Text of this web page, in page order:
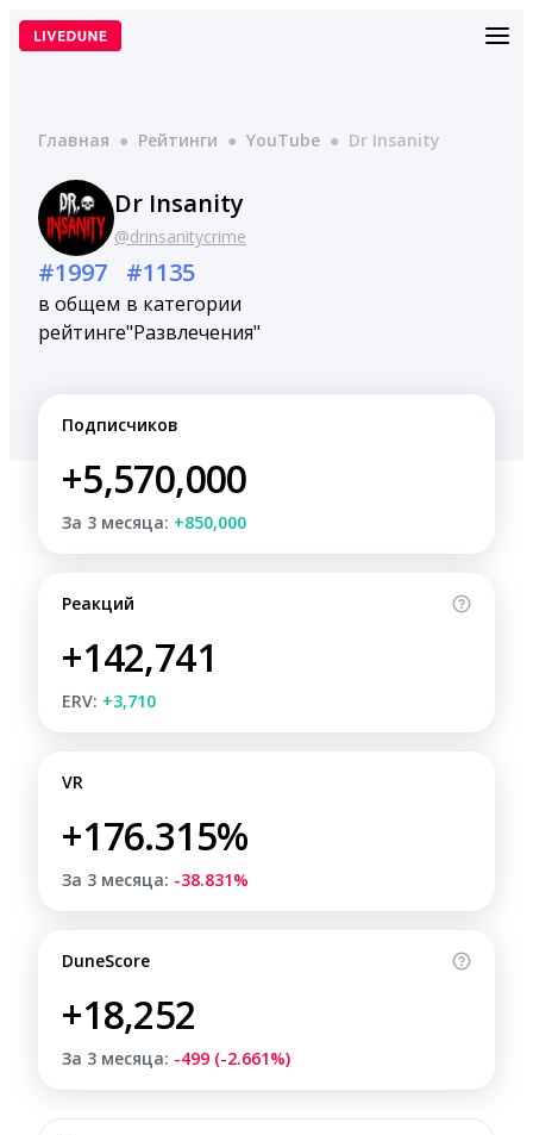
Перейти
Главная ● Рейтинги ● YouTube ● Dr Insanity
Dr Insanity
@drinsanitycrime
#1997
в общем
рейтинге
#1135
в категории
"Развлечения"
Подписчиков
+5,570,000
За 3 месяца: +850,000
Реакций
+142,741
ERV: +3,710
VR
+176.315%
За 3 месяца: -38.831%
DuneScore
+18,252
За 3 месяца: -499 (-2.661%)